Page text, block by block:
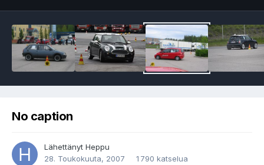
No caption
Lähettänyt Heppu
28. Toukokuuta, 2007
1 790 katselua